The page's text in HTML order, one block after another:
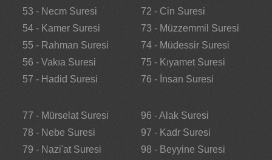
53 - Necm Suresi
54 - Kamer Suresi
55 - Rahman Suresi
56 - Vakıa Suresi
57 - Hadid Suresi
72 - Cin Suresi
73 - Müzzemmil Suresi
74 - Müdessir Suresi
75 - Kıyamet Suresi
76 - İnsan Suresi
77 - Mürselat Suresi
78 - Nebe Suresi
79 - Nazi'at Suresi
96 - Alak Suresi
97 - Kadr Suresi
98 - Beyyine Suresi